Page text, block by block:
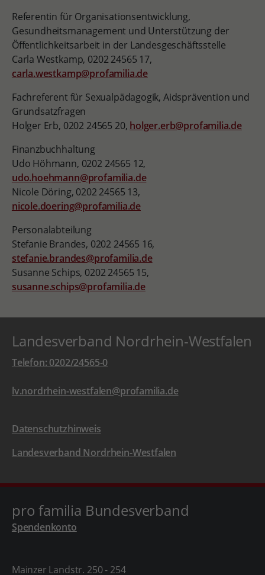
Referentin für Organisationsentwicklung,
Gesundheitsmanagement und Unterstützung der
Öffentlichkeitsarbeit in der Landesgeschäftsstelle
Carla Westkamp, 0202 24565 17,
carla.westkamp@profamilia.de
Fachreferent für Sexualpädagogik, Aidsprävention und
Grundsatzfragen
Holger Erb, 0202 24565 20, holger.erb@profamilia.de
Finanzbuchhaltung
Udo Höhmann, 0202 24565 12,
udo.hoehmann@profamilia.de
Nicole Döring, 0202 24565 13,
nicole.doering@profamilia.de
Personalabteilung
Stefanie Brandes, 0202 24565 16,
stefanie.brandes@profamilia.de
Susanne Schips, 0202 24565 15,
susanne.schips@profamilia.de
Landesverband Nordrhein-Westfalen
Telefon: 0202/24565-0
lv.nordrhein-westfalen@profamilia.de
Datenschutzhinweis
Landesverband Nordrhein-Westfalen
pro familia Bundesverband
Spendenkonto
Mainzer Landstr. 250 - 254